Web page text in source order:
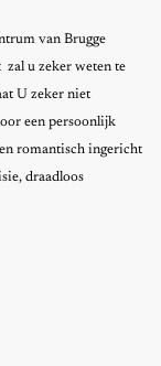
van Brugge
zal u zeker weten te
U zeker niet
een persoonlijk
romantisch ingericht
draadloos